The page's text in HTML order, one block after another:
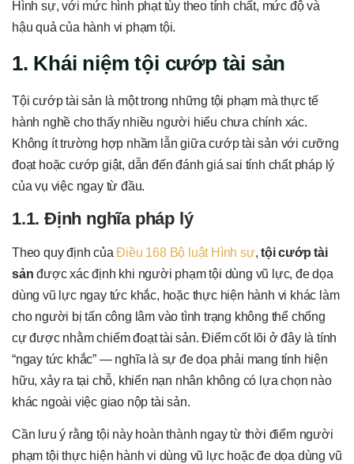
Hình sự, với mức hình phạt tùy theo tính chất, mức độ và
hậu quả của hành vi phạm tội.
1. Khái niệm tội cướp tài sản
Tội cướp tài sản là một trong những tội phạm mà thực tế
hành nghề cho thấy nhiều người hiểu chưa chính xác.
Không ít trường hợp nhầm lẫn giữa cướp tài sản với cưỡng
đoạt hoặc cướp giật, dẫn đến đánh giá sai tính chất pháp lý
của vụ việc ngay từ đầu.
1.1. Định nghĩa pháp lý
Theo quy định củaĐiều 168 Bộ luật Hình sự,tội cướp tài
sản được xác định khi người phạm tội dùng vũ lực, đe dọa
dùng vũ lực ngay tức khắc, hoặc thực hiện hành vi khác làm
cho người bị tấn công lâm vào tình trạng không thể chống
cự được nhằm chiếm đoạt tài sản. Điểm cốt lõi ở đây là tính
“ngay tức khắc” — nghĩa là sự đe dọa phải mang tính hiện
hữu, xảy ra tại chỗ, khiến nạn nhân không có lựa chọn nào
khác ngoài việc giao nộp tài sản.
Cần lưu ý rằng tội này hoàn thành ngay từ thời điểm người
phạm tội thực hiện hành vi dùng vũ lực hoặc đe dọa dùng vũ